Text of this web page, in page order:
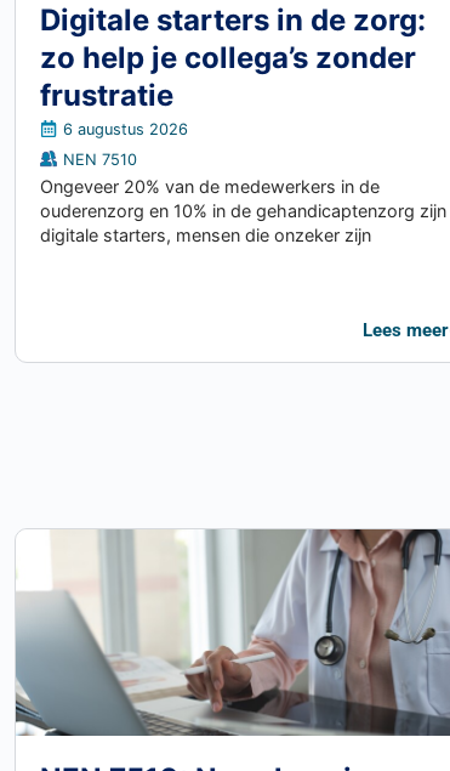
Digitale starters in de zorg:
zo help je collega’s zonder
frustratie
6 augustus 2026
NEN 7510
Ongeveer 20% van de medewerkers in de
ouderenzorg en 10% in de gehandicaptenzorg zijn
digitale starters, mensen die onzeker zijn
Lees meer